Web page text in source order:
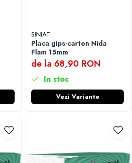
SINIAT
Placa gips-carton Nida
Flam 15mm
de la 68,90 RON
In stoc
Vezi Variante